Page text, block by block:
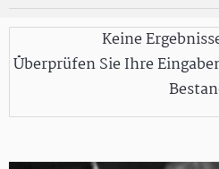
Keine
Überprüfen Sie Ihre